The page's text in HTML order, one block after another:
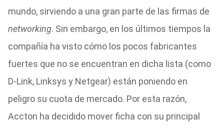
mundo, sirviendo a una gran parte de las firmas de
networking. Sin embargo, en los últimos tiempos la
compañía ha visto cómo los pocos fabricantes
fuertes que no se encuentran en dicha lista (como
D-Link, Linksys y Netgear) están poniendo en
peligro su cuota de mercado. Por esta razón,
Accton ha decidido mover ficha con su principal